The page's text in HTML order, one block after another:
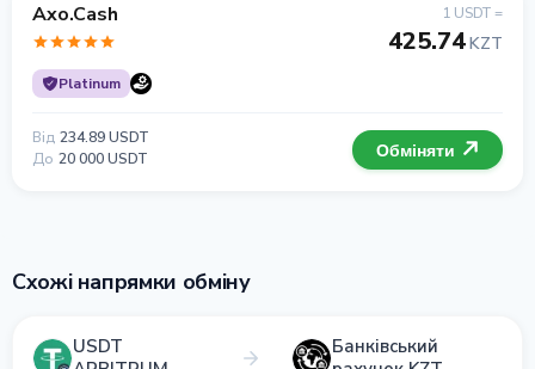
Axo.Cash
Platinum
1 USDT =
425.74KZT
Від 234.89 USDT
До 20 000 USDT Обміняти
Схожі напрямки обміну
USDT
Банківський